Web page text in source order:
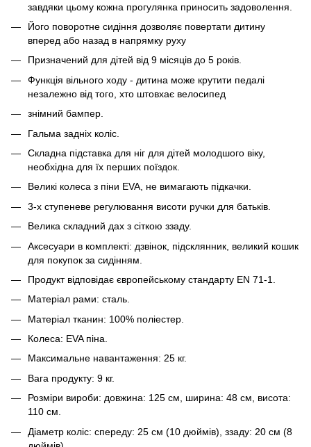
завдяки цьому кожна прогулянка приносить задоволення.
Його поворотне сидіння дозволяє повертати дитину
вперед або назад в напрямку руху
Призначений для дітей від 9 місяців до 5 років.
Функція вільного ходу - дитина може крутити педалі
незалежно від того, хто штовхає велосипед
знімний бампер.
Гальма задніх коліс.
Складна підставка для ніг для дітей молодшого віку,
необхідна для їх перших поїздок.
Великі колеса з піни EVA, не вимагають підкачки.
3-х ступеневе регулювання висоти ручки для батьків.
Велика складний дах з сіткою ззаду.
Аксесуари в комплекті: дзвінок, підсклянник, великий кошик
для покупок за сидінням.
Продукт відповідає європейському стандарту EN 71-1.
Матеріал рами: сталь.
Матеріал тканин: 100% поліестер.
Колеса: EVA піна.
Максимальне навантаження: 25 кг.
Вага продукту: 9 кг.
Розміри вироби: довжина: 125 см, ширина: 48 см, висота:
110 см.
Діаметр коліс: спереду: 25 см (10 дюймів), ззаду: 20 см (8